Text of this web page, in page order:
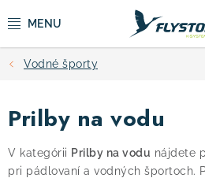
na
CYKLISTIKA
ZIMNÉ ŠPORTY
KOLOBEŽKY
Vodné športy
Prilby na vodu
V kategórii Prilby na vodu nájdete
pri pádlovaní a vodných športoch.